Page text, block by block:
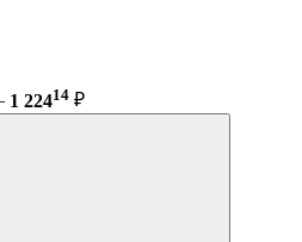
1 22414 ₽